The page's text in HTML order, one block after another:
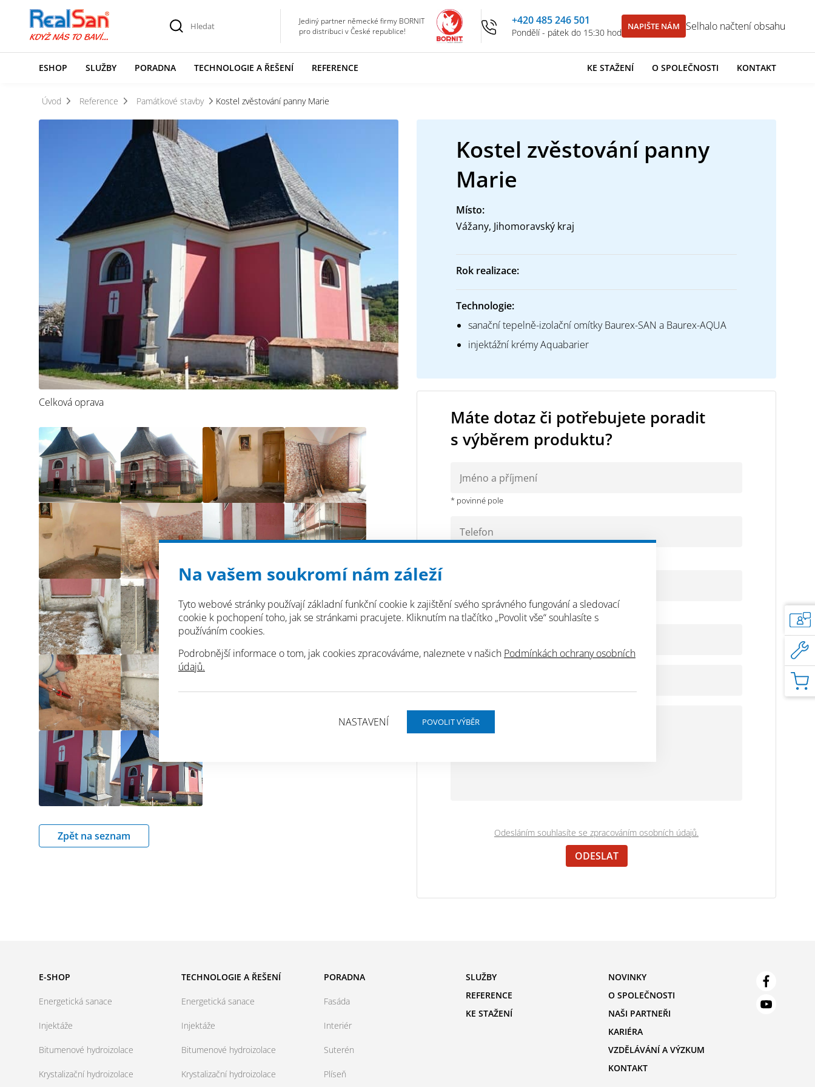
Na vašem soukromí nám záleží
Tyto webové stránky používají základní funkční cookie k zajištění svého správného fungování a sledovací
cookie k pochopení toho, jak se stránkami pracujete. Kliknutím na tlačítko „Povolit vše“ souhlasíte s
používáním cookies.
Podrobnější informace o tom, jak cookies zpracováváme, naleznete v našich Podmínkách ochrany osobních
údajů.
NASTAVENÍ
Jediný partner německé firmy BORNIT
pro distribuci v České republice!
+420 485 246 501
Pondělí - pátek do 15:30 hod
NAPIŠTE NÁM Selhalo načtení obsahu
ESHOP SLUŽBY PORADNA TECHNOLOGIE A ŘEŠENÍ REFERENCE KE STAŽENÍ O SPOLEČNOSTI KONTAKT
Úvod Reference Památkové stavby Kostel zvěstování panny Marie
Celková oprava
Zpět na seznam
Kostel zvěstování panny
Marie
Místo:
Vážany, Jihomoravský kraj
Rok realizace:
Technologie:
sanační tepelně-izolační omítky Baurex-SAN a Baurex-AQUA
injektážní krémy Aquabarier
Máte dotaz či potřebujete poradit
s výběrem produktu?
* povinné pole
* povinné pole
Odesláním souhlasíte se zpracováním osobních údajů.
E-SHOP
Energetická sanace
Injektáže
Bitumenové hydroizolace
Krystalizační hydroizolace
TECHNOLOGIE A ŘEŠENÍ
Energetická sanace
Injektáže
Bitumenové hydroizolace
Krystalizační hydroizolace
PORADNA
Fasáda
Interiér
Suterén
Plíseň
SLUŽBY
REFERENCE
KE STAŽENÍ
NOVINKY
O SPOLEČNOSTI
NAŠI PARTNEŘI
KARIÉRA
VZDĚLÁVÁNÍ A VÝZKUM
KONTAKT